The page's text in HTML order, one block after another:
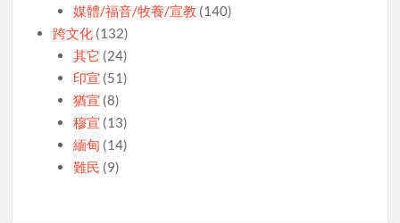
媒體/福音/牧養/宣教 (140)
跨文化 (132)
其它 (24)
印宣 (51)
猶宣 (8)
穆宣 (13)
緬甸 (14)
難民 (9)